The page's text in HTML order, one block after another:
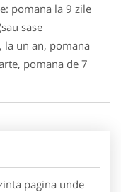
pomana la 9 zile
sase
la un an, pomana
pomana de 7
pagina unde